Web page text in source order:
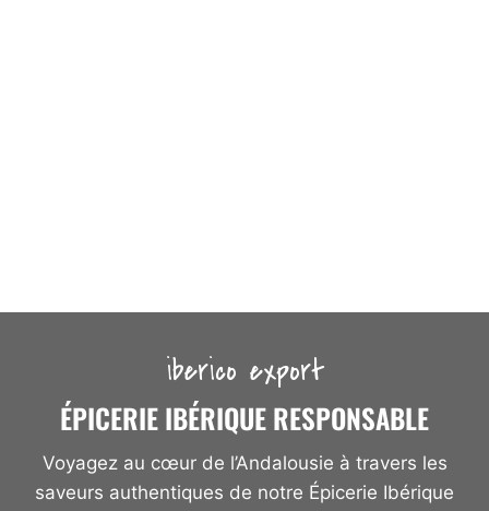
iberico export
ÉPICERIE IBÉRIQUE RESPONSABLE
Voyagez au cœur de l’Andalousie à travers les
saveurs authentiques de notre Épicerie Ibérique